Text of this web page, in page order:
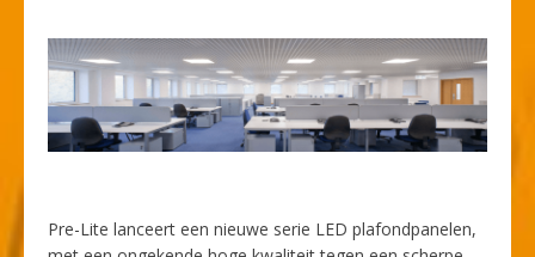
Pre-Lite lanceert een nieuwe serie LED plafondpanelen,